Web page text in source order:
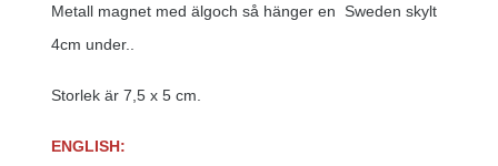
Metall magnet med älgoch så hänger en Sweden skylt
4cm under..
Storlek är 7,5 x 5 cm.
ENGLISH: